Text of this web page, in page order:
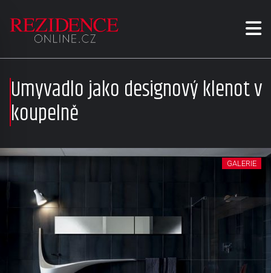
Umyvadlo jako designový klenot v
koupelně
GALERIE